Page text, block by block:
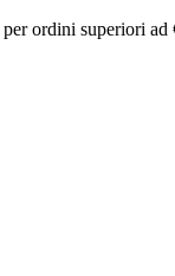
perordini superiori ad